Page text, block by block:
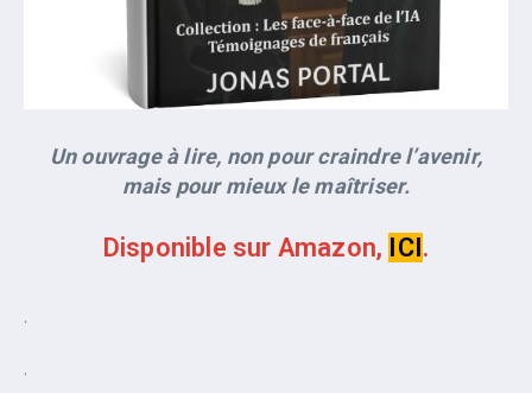
Un ouvrage à lire, non pour craindre l’avenir,
mais pour mieux le maîtriser.
Disponible sur Amazon, ICI.
.
.